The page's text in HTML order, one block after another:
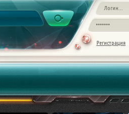
Регистрация